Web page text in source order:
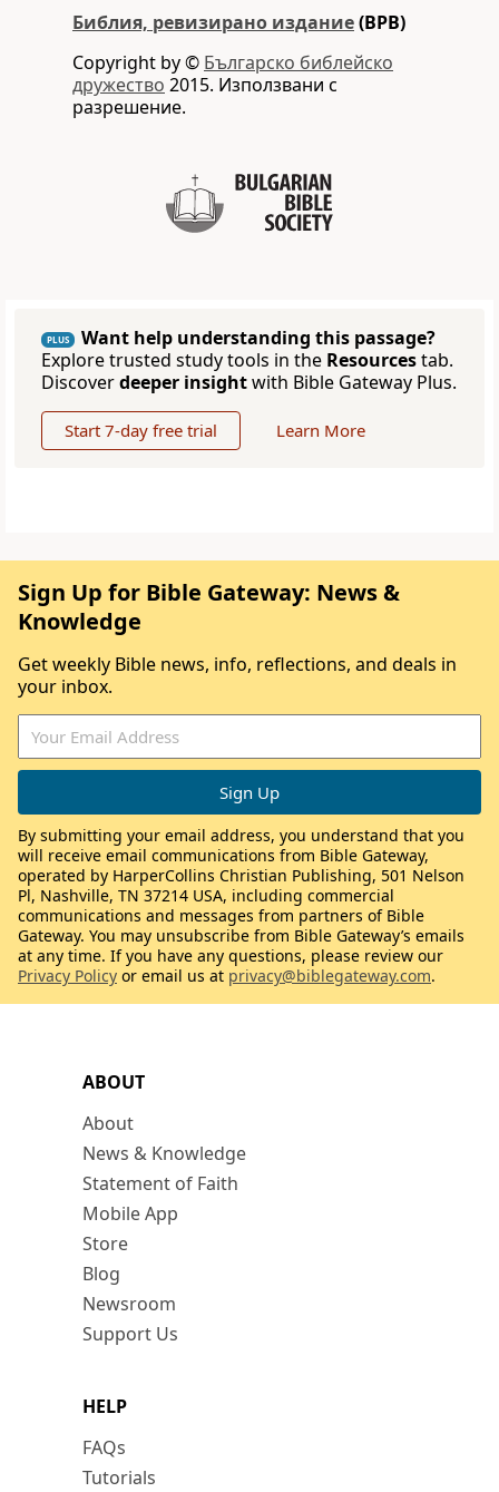
Библия, ревизирано издание(BPB)
Copyright by © Българско библейско
дружество 2015. Използвани с
разрешение.
PLUS
Want help understanding this passage?
Explore trusted study tools in the Resourcestab.
Discoverdeeper insightwith Bible Gateway Plus.
Start 7-day free trial Learn More
ABOUT
About
News & Knowledge
Statement of Faith
Mobile App
Store
Blog
Newsroom
Support Us
HELP
FAQs
Tutorials
Sign Up for Bible Gateway: News &
Knowledge
Get weekly Bible news, info, reflections, and deals in
your inbox.
By submitting your email address, you understand that you
will receive email communications from Bible Gateway,
operated by HarperCollins Christian Publishing, 501 Nelson
Pl, Nashville, TN 37214 USA, including commercial
communications and messages from partners of Bible
Gateway. You may unsubscribe from Bible Gateway’s emails
at any time. If you have any questions, please review our
Privacy Policy or email us at privacy@biblegateway.com.